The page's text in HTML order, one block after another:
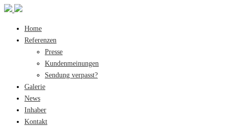
Home
Referenzen
Presse
Kundenmeinungen
Sendung verpasst?
Galerie
News
Inhaber
Kontakt